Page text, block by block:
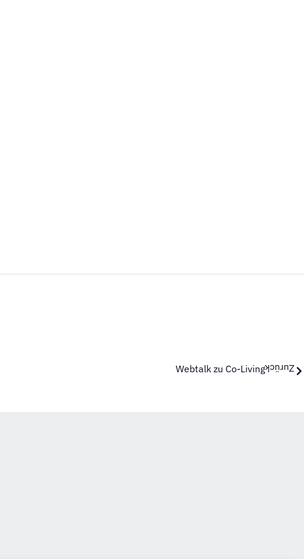
Zurück
Webtalk zu Co-Living